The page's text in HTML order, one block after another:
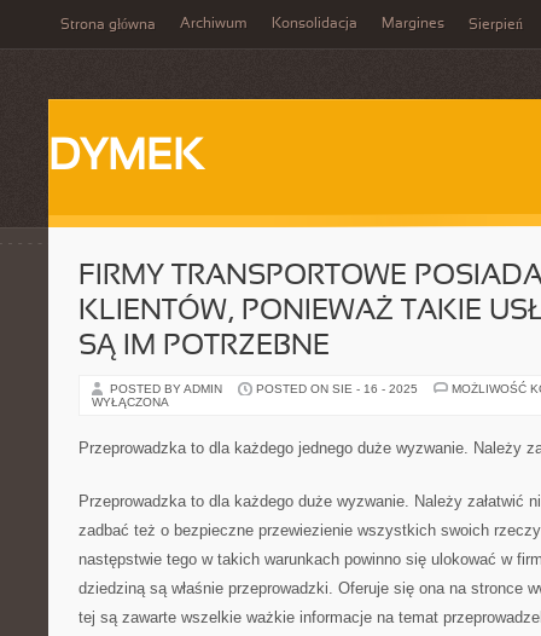
Strona główna Archiwum Konsolidacja Margines Sierpień
DYMEK
FIRMY TRANSPORTOWE
KLIENTÓW, PONIEWAŻ TAKIE
SĄ IM POTRZEBNE
POSTED BY ADMIN POSTED ON SIE - 16 - 2025
MOŻLIWOŚĆ
WYŁĄCZONA
Przeprowadzka to dla każdego jednego duże wyzwanie. Należy
Przeprowadzka to dla każdego duże wyzwanie. Należy załatwić
zadbać też o bezpieczne przewiezienie wszystkich swoich rzeczy
następstwie tego w takich warunkach powinno się ulokować w
dziedziną są właśnie przeprowadzki. Oferuje się ona na stronce
tej są zawarte wszelkie ważkie informacje na temat